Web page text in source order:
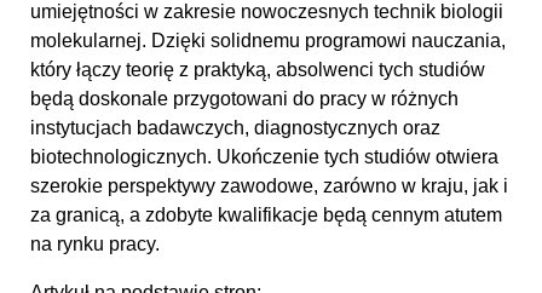
umiejętności w zakresie nowoczesnych technik biologii
molekularnej. Dzięki solidnemu programowi nauczania,
który łączy teorię z praktyką, absolwenci tych studiów
będą doskonale przygotowani do pracy w różnych
instytucjach badawczych, diagnostycznych oraz
biotechnologicznych. Ukończenie tych studiów otwiera
szerokie perspektywy zawodowe, zarówno w kraju, jak i
za granicą, a zdobyte kwalifikacje będą cennym atutem
na rynku pracy.